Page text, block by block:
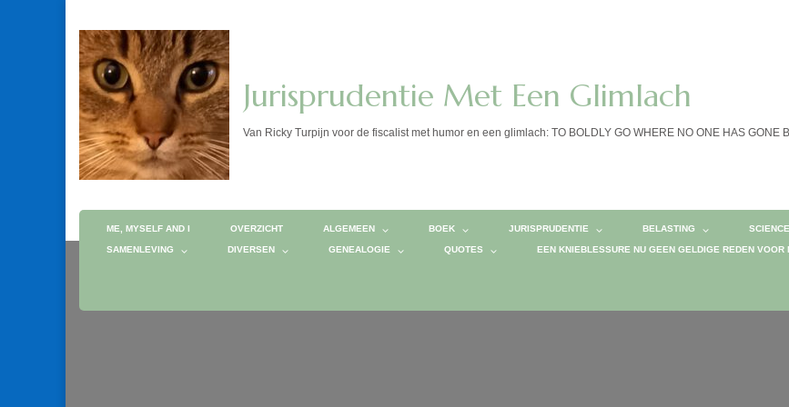
Jurisprudentie Met Een Glimlach
Van Ricky Turpijn voor de fiscalist met humor en een glimlach: TO BOLDLY GO WHERE NO ONE HAS GONE
ME, MYSELF AND I OVERZICHT ALGEMEEN BOEK JURISPRUDENTIE BELASTING SCIENCE
SAMENLEVING DIVERSEN GENEALOGIE QUOTES EEN KNIEBLESSURE NU GEEN GELDIGE REDEN VOOR